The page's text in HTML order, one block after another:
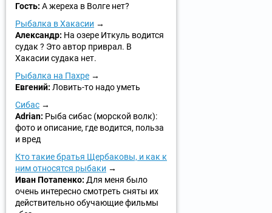
Гость: А жереха в Волге нет?
Рыбалка в Хакасии
Александр: На озере Иткуль водится
судак ? Это автор приврал. В
Хакасии судака нет.
Рыбалка на Пахре
Евгений: Ловить-то надо уметь
Сибас
Adrian: Рыба сибас (морской волк):
фото и описание, где водится, польза
и вред
Кто такие братья Щербаковы, и как к
ним относятся рыбаки
Иван Потапенко: Для меня было
очень интересно смотреть сняты их
действительно обучающие фильмы